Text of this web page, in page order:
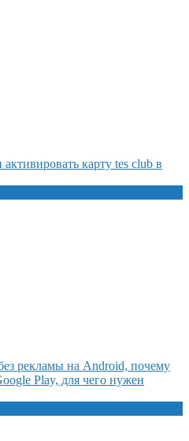
карту tes club в
рекламы на Android, почему
Play, для чего нужен